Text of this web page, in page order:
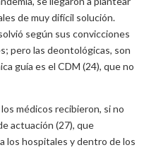
de muy difícil solución.
según sus convicciones
pero las deontológicas, son
guía es el CDM (24), que no
médicos recibieron, si no
actuación (27), que
los hospitales y dentro de los